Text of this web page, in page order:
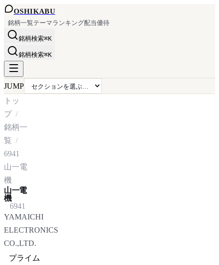
OSHIKABU
銘柄一覧テーマランキング配当優待
銘柄検索⌘K
銘柄検索⌘K
JUMP
トッ
プ
銘柄一
覧
6941
山一電
機
山一電
機
6941
YAMAICHI
ELECTRONICS
CO.,LTD.
プライム